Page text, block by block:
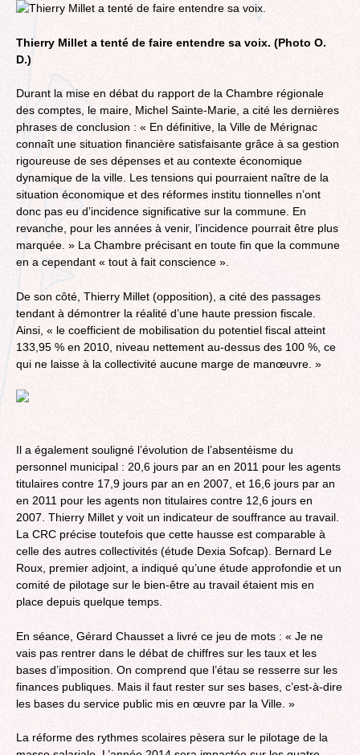
Thierry Millet a tenté de faire entendre sa voix. (Photo O.
D.)
Durant la mise en débat du rapport de la Chambre régionale
des comptes, le maire, Michel Sainte-Marie, a cité les dernières
phrases de conclusion : « En définitive, la Ville de Mérignac
connaît une situation financière satisfaisante grâce à sa gestion
rigoureuse de ses dépenses et au contexte économique
dynamique de la ville. Les tensions qui pourraient naître de la
situation économique et des réformes institu tionnelles n’ont
donc pas eu d’incidence significative sur la commune. En
revanche, pour les années à venir, l’incidence pourrait être plus
marquée. » La Chambre précisant en toute fin que la commune
en a cependant « tout à fait conscience ».
De son côté, Thierry Millet (opposition), a cité des passages
tendant à démontrer la réalité d’une haute pression fiscale.
Ainsi, « le coefficient de mobilisation du potentiel fiscal atteint
133,95 % en 2010, niveau nettement au-dessus des 100 %, ce
qui ne laisse à la collectivité aucune marge de manœuvre. »
Il a également souligné l’évolution de l’absentéisme du
personnel municipal : 20,6 jours par an en 2011 pour les agents
titulaires contre 17,9 jours par an en 2007, et 16,6 jours par an
en 2011 pour les agents non titulaires contre 12,6 jours en
2007. Thierry Millet y voit un indicateur de souffrance au travail.
La CRC précise toutefois que cette hausse est comparable à
celle des autres collectivités (étude Dexia Sofcap). Bernard Le
Roux, premier adjoint, a indiqué qu’une étude approfondie et un
comité de pilotage sur le bien-être au travail étaient mis en
place depuis quelque temps.
En séance, Gérard Chausset a livré ce jeu de mots : « Je ne
vais pas rentrer dans le débat de chiffres sur les taux et les
bases d’imposition. On comprend que l’étau se resserre sur les
finances publiques. Mais il faut rester sur ses bases, c’est-à-dire
les bases du service public mis en œuvre par la Ville. »
La réforme des rythmes scolaires pèsera sur le pilotage de la